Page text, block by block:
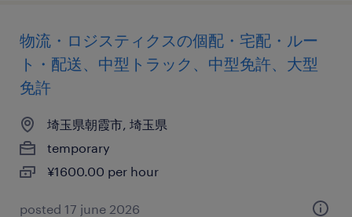
物流・ロジスティクスの個配・宅配・ルー
ト・配送、中型トラック、中型免許、大型
免許
埼玉県朝霞市, 埼玉県
temporary
¥1600.00 per hour
posted 17 june 2026